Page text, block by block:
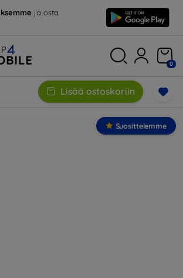
ja osta
0
Lisää ostoskoriin
Suosittelemme